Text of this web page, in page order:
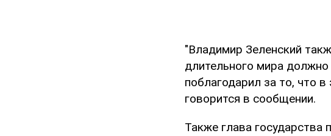
"Владимир Зеленский
длительного мира
поблагодарил за то, что
говорится в сообщении.
Также глава